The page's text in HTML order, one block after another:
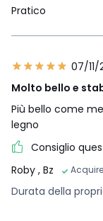
Pratico
07/11/
Molto bello e
Più bello come
legno
Consiglio
Roby , Bz
Durata della